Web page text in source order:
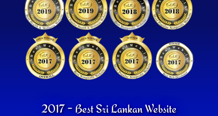
2017 - Best Sri Lankan Website